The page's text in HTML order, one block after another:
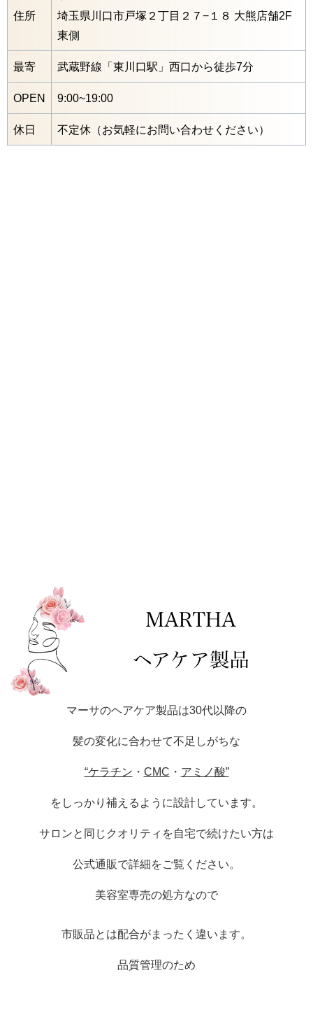
住所
埼玉県川口市戸塚２丁目２７−１８ 大熊店舗2F
東側
最寄 武蔵野線「東川口駅」西口から徒歩7分
OPEN 9:00~19:00
休日 不定休（お気軽にお問い合わせください）
マーサのヘアケア製品は30代以降の
髪の変化に合わせて不足しがちな
“ケラチン ・ CMC ・ アミノ酸”
をしっかり補えるように設計しています。
サロンと同じクオリティを自宅で続けたい方は
公式通販で詳細をご覧ください。
美容室専売の処方なので
市販品とは配合がまったく違います。
品質管理のため